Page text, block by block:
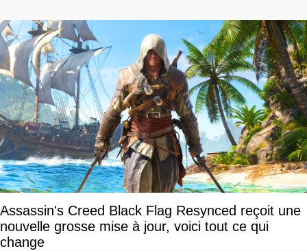
Assassin's Creed Black Flag Resynced reçoit une
nouvelle grosse mise à jour, voici tout ce qui
change